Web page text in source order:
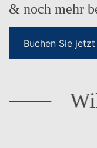
& noch mehr
Buchen Sie jetzt